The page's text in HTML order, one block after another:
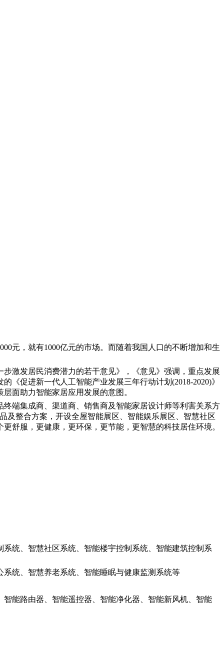
元，就有1000亿元的市场。而随着我国人口的不断增加和生
激发居民消费潜力的若干意见》，《意见》强调，重点发展
《促进新一代人工智能产业发展三年行动计划(2018-2020)》
面助力智能家居应用发展的意图。
端集成商、渠道商、销售商及智能家居设计师等利害关系方
及整合方案，开设全屋智能展区、智能娱乐展区、智慧社区
舒服，更健康，更环保，更节能，更智慧的科技居住环境。
统、智慧社区系统、智能楼宇控制系统、智能建筑控制系
统、智慧养老系统、智能睡眠与健康监测系统等
能路由器、智能遥控器、智能净化器、智能新风机、智能